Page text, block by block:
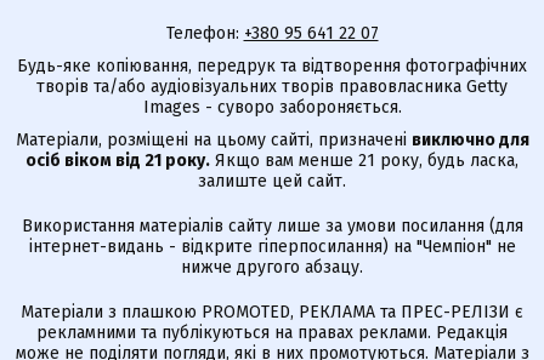
Телефон: +380 95 641 22 07
Будь-яке копіювання, передрук та відтворення фотографічних
творів та/або аудіовізуальних творів правовласника Getty
Images - суворо забороняється.
Матеріали, розміщені на цьому сайті, призначені виключно для
осіб віком від 21 року. Якщо вам менше 21 року, будь ласка,
залиште цей сайт.
Використання матеріалів сайту лише за умови посилання (для
інтернет-видань - відкрите гіперпосилання) на "Чемпіон" не
нижче другого абзацу.
Матеріали з плашкою PROMOTED, РЕКЛАМА та ПРЕС-РЕЛІЗИ є
рекламними та публікуються на правах реклами. Редакція
може не поділяти погляди, які в них промотуються. Матеріали з